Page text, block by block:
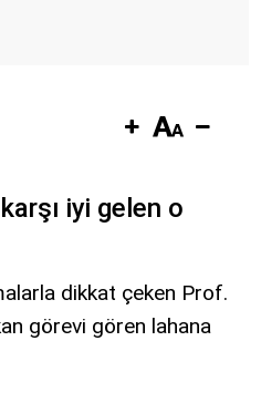
iyi gelen o
dikkat çeken Prof.
görevi gören lahana